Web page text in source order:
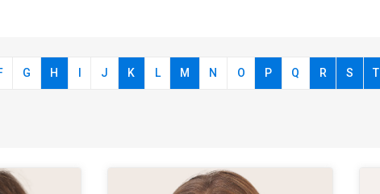
G H I J K L M N O P Q R S T